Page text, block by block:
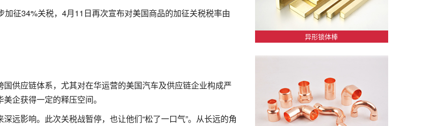
征34%关税，4月11日再次宣布对美国商品的加征关税税率由
供应链体系，尤其对在华运营的美国汽车及供应链企业构成严
企获得一定的释压空间。
远影响。此次关税战暂停，也让他们“松了一口气”。从长远的角
异形锁体棒